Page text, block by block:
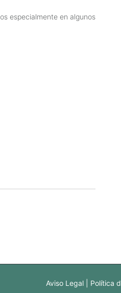
especialmente en algunos
Aviso Legal Política